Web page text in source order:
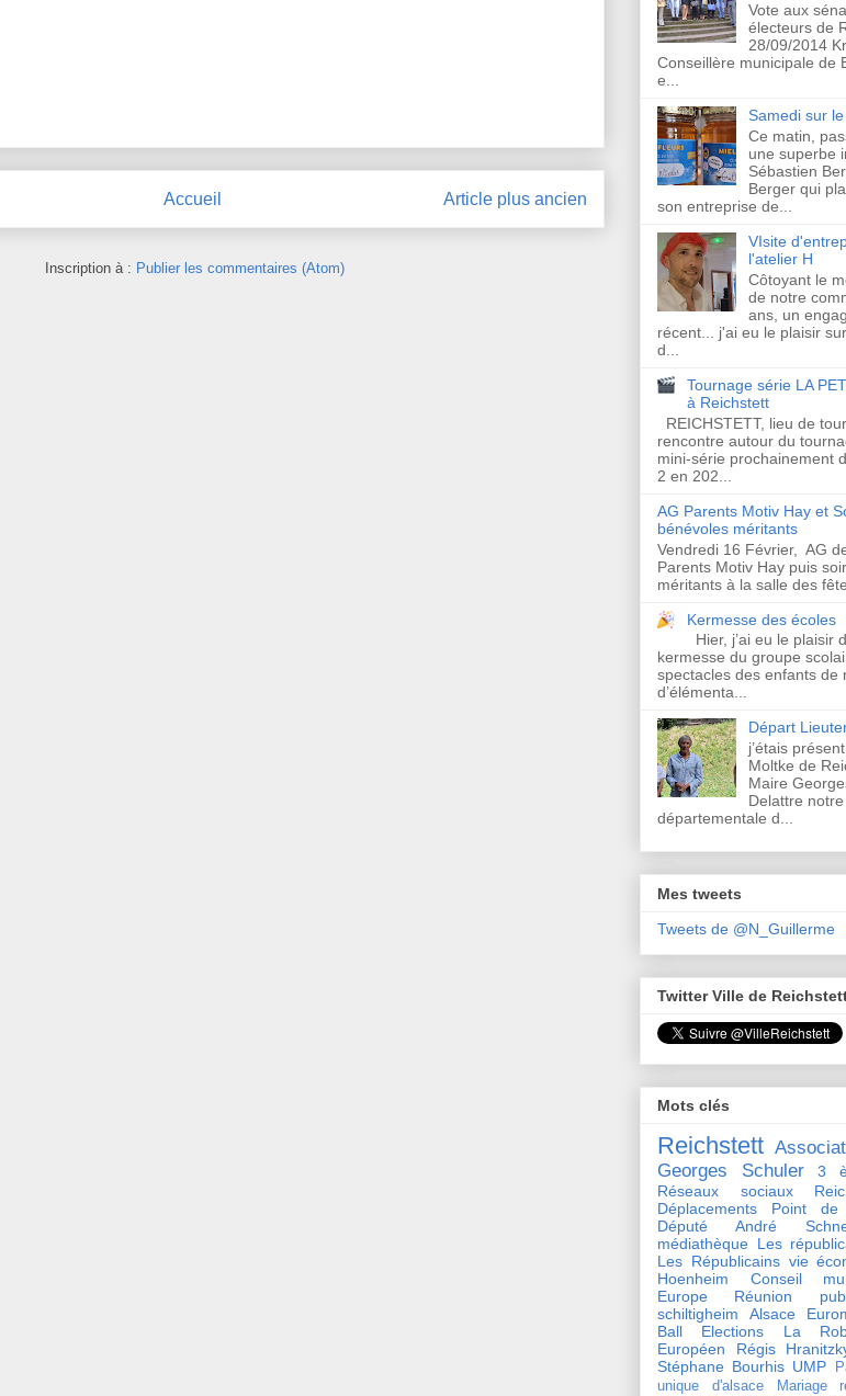
Article plus ancien
Accueil
Inscription à : Publier les commentaires (Atom)
Vote aux
électeurs de
28/09/2014
Conseillère municipale de
e...
Samedi sur
Ce matin,
une superbe
Sébastien
Berger qui
son entreprise de...
VIsite
l'atelier H
Côtoyant le
de notre
ans, un
récent... j'ai eu le plaisir
d...
Tournage série LA
à Reichstett
REICHSTETT, lieu de
rencontre autour du
mini-série prochainement
2 en 202...
AG Parents Motiv Hay et
bénévoles méritants
Vendredi 16 Février, AG
Parents Motiv Hay puis
méritants à la salle des
Kermesse des écoles
Hier, j’ai eu le plaisir
kermesse du groupe
spectacles des enfants de
d’élémenta...
Départ
j’étais
Moltke de
Maire
Delattre
départementale d...
Mes tweets
Tweets de @N_Guillerme
Twitter Ville de
Mots clés
Reichstett
Georges Schuler
3
Réseaux sociaux
Déplacements
Point de
Député André
médiathèque Les
Les Républicains vie
Hoenheim
Conseil
Europe
Réunion
schiltigheim
Alsace
Ball
Elections
La
Européen
Régis
Stéphane Bourhis UMP
unique d'alsace
Mariage